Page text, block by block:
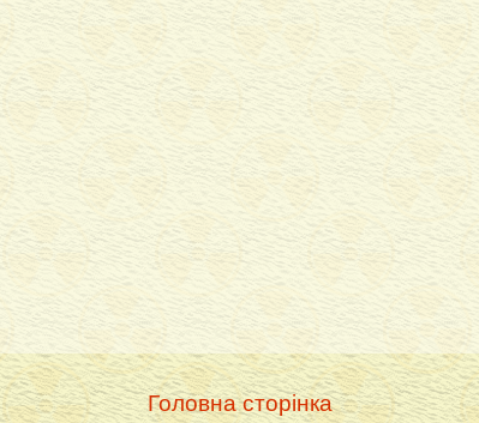
Головна сторінка